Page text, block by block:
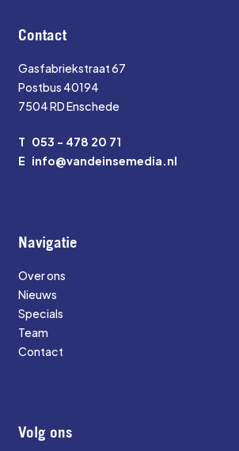
Contact
Gasfabriekstraat 67
Postbus 40194
7504 RD Enschede
T 053 - 478 20 71
E info@vandeinsemedia.nl
Navigatie
Over ons
Nieuws
Specials
Team
Contact
Volg ons